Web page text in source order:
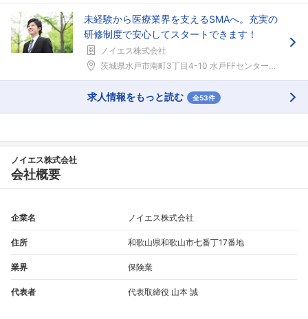
未経験から医療業界を支えるSMAへ。充実の
研修制度で安心してスタートできます！
ノイエス株式会社
茨城県水戸市南町3丁目4-10 水戸FFセンタービ...
求人情報をもっと読む 全53件
ノイエス株式会社
会社概要
企業名 ノイエス株式会社
住所 和歌山県和歌山市七番丁17番地
業界 保険業
代表者 代表取締役 山本 誠